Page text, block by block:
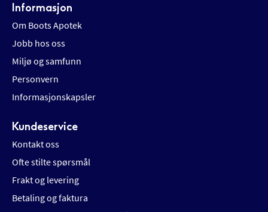
Informasjon
Om Boots Apotek
Jobb hos oss
Miljø og samfunn
Personvern
Informasjonskapsler
Kundeservice
Kontakt oss
Ofte stilte spørsmål
Frakt og levering
Betaling og faktura